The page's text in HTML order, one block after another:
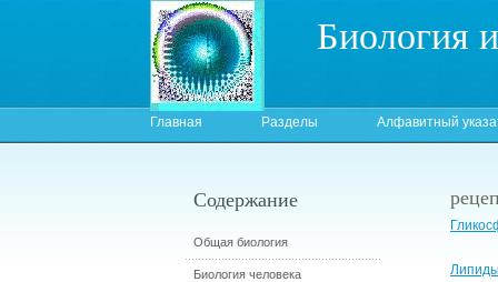
Биология
Главная Разделы Алфавитный
Содержание
Общая биология
Биология человека